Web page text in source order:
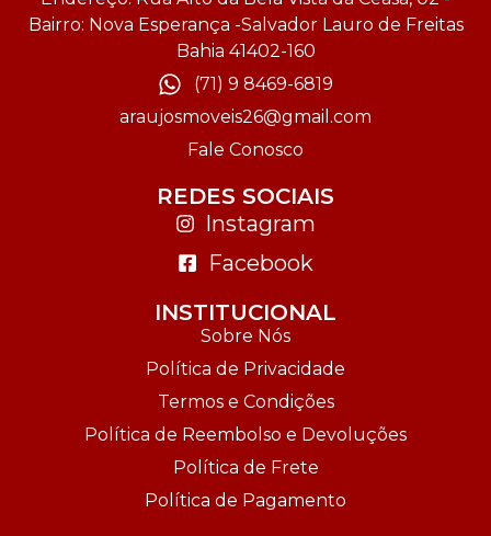
Bairro: Nova Esperança -Salvador Lauro de Freitas
Bahia 41402-160
(71) 9 8469-6819
araujosmoveis26@gmail.com
Fale Conosco
REDES SOCIAIS
Instagram
Facebook
INSTITUCIONAL
Sobre Nós
Política de Privacidade
Termos e Condições
Política de Reembolso e Devoluções
Política de Frete
Política de Pagamento